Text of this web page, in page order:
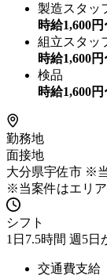
製造スタッ
時給1,600
組立スタッ
時給1,600
検品
時給1,600
勤務地
面接地
大分県宇佐市 ※
※当案件はエリア
シフト
1日7.5時間 週5日
交通費支給